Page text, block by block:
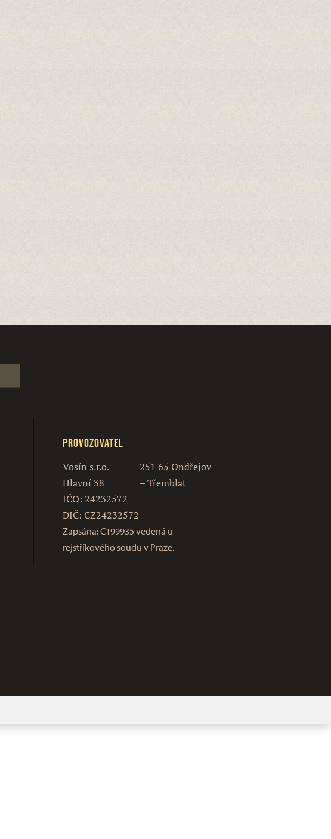
Provozovatel
Vosín s.r.o.
Hlavní 38
251 65 Ondřejov
– Třemblat
IČO: 24232572
DIČ: CZ24232572
Zapsána: C199935 vedená u
rejstříkového soudu v Praze.